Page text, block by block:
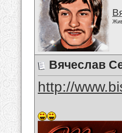
Вячеслав
http://